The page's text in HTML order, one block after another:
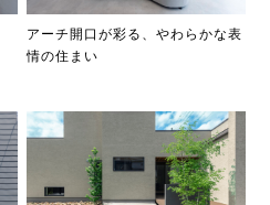
アーチ開口が彩る、やわらかな表
情の住まい